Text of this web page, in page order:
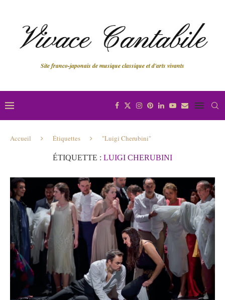
Site franco-japonais de musique classique et d'arts vivants
Accueil Étiquettes "Luigi Cherubini"
ÉTIQUETTE : LUIGI CHERUBINI